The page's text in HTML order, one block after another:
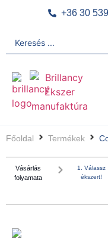
+36 30
Főoldal Termékek
Vásárlás
folyamata
1. Válassz
ékszert!